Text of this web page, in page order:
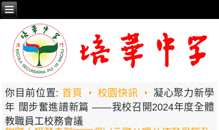
你目前位置: 首頁 校園快訊
凝心聚力新學
年 闊步奮進譜新篇 ——我校召開2024年度全體
教職員工校務會議
2026年职业教育国家教学成果奖申报——《普职
相融，技教生香——澳门三融六通九评教育模式